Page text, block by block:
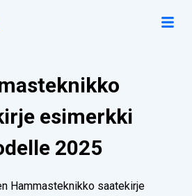
esimerkki
2025
Hammasteknikko saatekirje